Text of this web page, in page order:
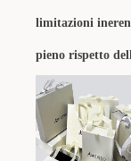
limitazioni
pieno rispetto